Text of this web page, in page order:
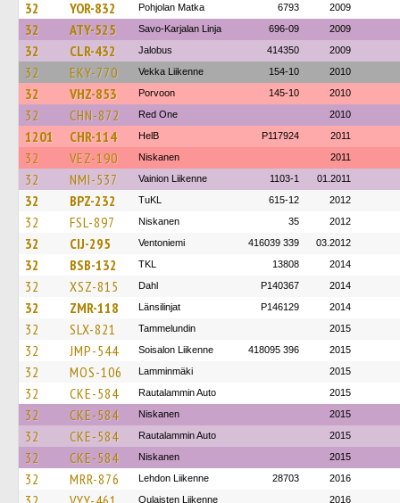
32 YOR-832 Pohjolan Matka 6793 2009
32 ATY-525 Savo-Karjalan Linja 696-09 2009
32 CLR-432 Jalobus 414350 2009
32 EKY-770 Vekka Liikenne 154-10 2010
32 VHZ-853 Porvoon 145-10 2010
32 CHN-872 Red One 2010
1201 CHR-114 HelB P117924 2011
32 VEZ-190 Niskanen 2011
32 NMI-537 Vainion Liikenne 1103-1 01.2011
32 BPZ-232 TuKL 615-12 2012
32 FSL-897 Niskanen 35 2012
32 CIJ-295 Ventoniemi 416039 339 03.2012
32 BSB-132 TKL 13808 2014
32 XSZ-815 Dahl P140367 2014
32 ZMR-118 Länsilinjat P146129 2014
32 SLX-821 Tammelundin 2015
32 JMP-544 Soisalon Liikenne 418095 396 2015
32 MOS-106 Lamminmäki 2015
32 CKE-584 Rautalammin Auto 2015
32 CKE-584 Niskanen 2015
32 CKE-584 Rautalammin Auto 2015
32 CKE-584 Niskanen 2015
32 MRR-876 Lehdon Liikenne 28703 2016
Oulaisten Liikenne 2016